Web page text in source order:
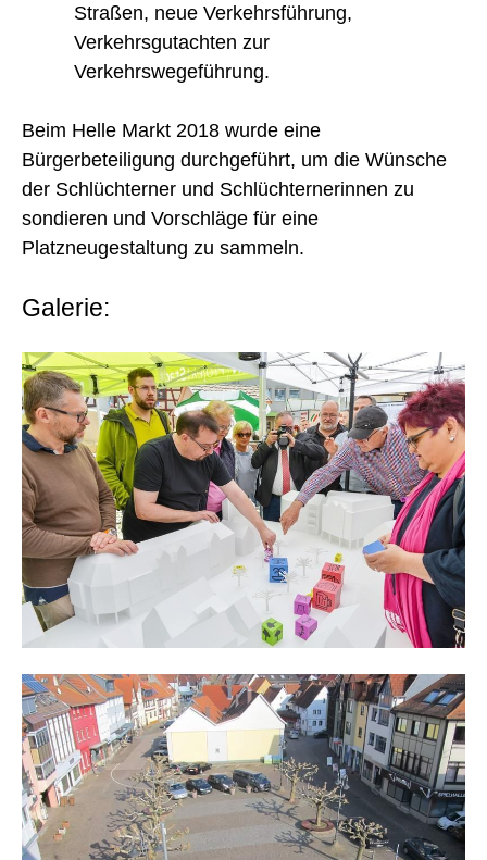
Straßen, neue Verkehrsführung,
Verkehrsgutachten zur
Verkehrswegeführung.
Beim Helle Markt 2018 wurde eine
Bürgerbeteiligung durchgeführt, um die Wünsche
der Schlüchterner und Schlüchternerinnen zu
sondieren und Vorschläge für eine
Platzneugestaltung zu sammeln.
Galerie: